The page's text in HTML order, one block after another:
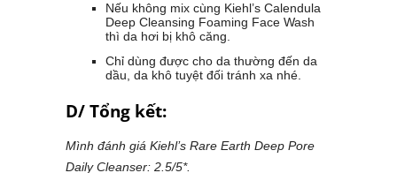
Nếu không mix cùng Kiehl’s Calendula
Deep Cleansing Foaming Face Wash
thì da hơi bị khô căng.
Chỉ dùng được cho da thường đến da
dầu, da khô tuyệt đối tránh xa nhé.
D/ Tổng kết:
Mình đánh giá Kiehl’s Rare Earth Deep Pore
Daily Cleanser: 2.5/5*.